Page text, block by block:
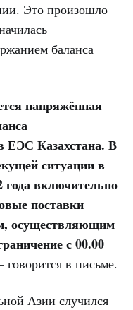
Это произошло
баланса
напряжённая
ЕЭС Казахстана. В
ситуации в
года включительно
поставки
осуществляющим
с 00.00
в письме.
Азии случился